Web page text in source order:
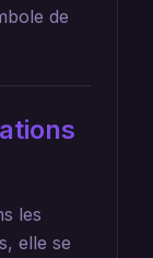
de
les
elle se